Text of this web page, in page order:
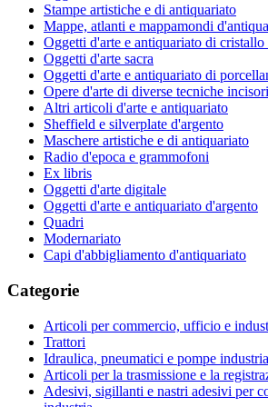
Stampe artistiche e di antiquariato
Mappe, atlanti e mappamondi
Oggetti d'arte e antiquariato di cristallo
Oggetti d'arte sacra
Oggetti d'arte e antiquariato di
Opere d'arte di diverse tecniche
Altri articoli d'arte e antiquariato
Sheffield e silverplate d'argento
Maschere artistiche e di antiquariato
Radio d'epoca e grammofoni
Ex libris
Oggetti d'arte digitale
Oggetti d'arte e antiquariato d'argento
Quadri
Modernariato
Capi d'abbigliamento d'antiquariato
Categorie
Articoli per commercio, ufficio e
Trattori
Idraulica, pneumatici e pompe
Articoli per la trasmissione e la
Adesivi, sigillanti e nastri adesivi per